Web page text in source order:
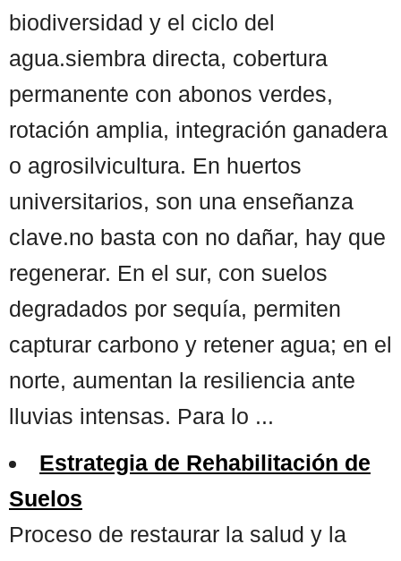
biodiversidad y el ciclo del
agua.siembra directa, cobertura
permanente con abonos verdes,
rotación amplia, integración ganadera
o agrosilvicultura. En huertos
universitarios, son una enseñanza
clave.no basta con no dañar, hay que
regenerar. En el sur, con suelos
degradados por sequía, permiten
capturar carbono y retener agua; en el
norte, aumentan la resiliencia ante
lluvias intensas. Para lo ...
Estrategia de Rehabilitación de
Suelos
Proceso de restaurar la salud y la